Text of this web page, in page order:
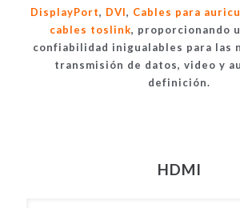
DisplayPort, DVI, Cables para
cables toslink, proporcionando
confiabilidad inigualables para las
transmisión de datos, video y
definición.
HDMI